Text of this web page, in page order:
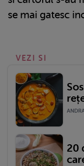
se mai gatesc
VEZI SI
20